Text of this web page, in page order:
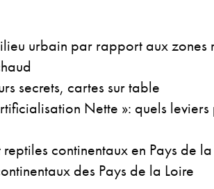
urbain par rapport aux zones
secrets, cartes sur table
Nette »: quels
continentaux en Pays de
des Pays de la Loire